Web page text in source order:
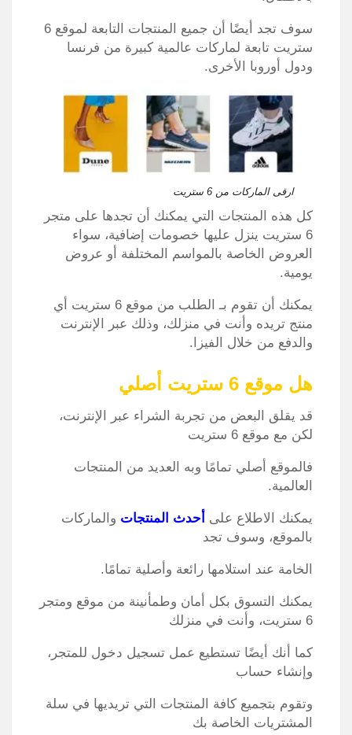
سوف تجد أيضًا أن جميع المنتجات التابعة لموقع 6
ستريت تابعة لماركات عالمية كبيرة من فرنسا
ودول أوروبا الأخرى.
ارقى الماركات من 6 ستريت
كل هذه المنتجات التي يمكنك أن تجدها على متجر
6 ستريت ينزل عليها خصومات إضافية، سواء
العروض الخاصة بالمواسم المختلفة أو عروض
يومية.
يمكنك أن تقوم بـ الطلب من موقع 6 ستريت أي
منتج تريده وأنت في منزلك، وذلك عبر الإنترنت
والدفع من خلال الفيزا.
هل موقع 6 ستريت أصلي
قد يقلق البعض من تجربة الشراء عبر الإنترنت،
لكن مع موقع 6 ستريت
فالموقع أصلي تمامًا وبه العديد من المنتجات
العالمية.
يمكنك الاطلاع على أحدث المنتجات والماركات
بالموقع، وسوف تجد
الخامة عند استلامها رائعة وأصلية تمامًا.
يمكنك التسوق بكل أمان وطمأنينة من موقع ومتجر
6 ستريت، وأنت في منزلك
كما أنك أيضًا تستطيع عمل تسجيل دخول للمتجر،
وإنشاء حساب
وتقوم بتجميع كافة المنتجات التي تريديها في سلة
المشتريات الخاصة بك